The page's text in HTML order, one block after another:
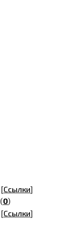
[Ссылки]
(0)
[Ссылки]